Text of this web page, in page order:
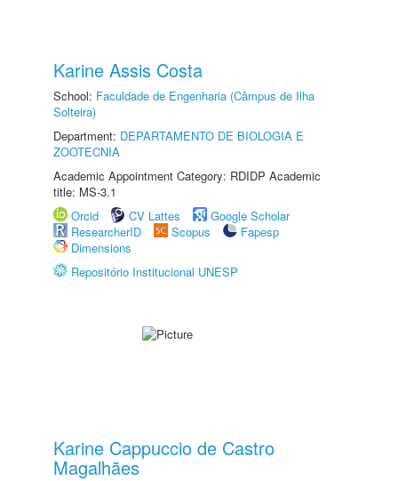
Karine Assis Costa
School: Faculdade de Engenharia (Câmpus de Ilha
Solteira)
Department: DEPARTAMENTO DE BIOLOGIA E
ZOOTECNIA
Academic Appointment Category: RDIDP Academic
title: MS-3.1
Orcid
CV Lattes
Google Scholar
ResearcherID
Scopus
Fapesp
Dimensions
Repositório Institucional UNESP
Karine Cappuccio de Castro
Magalhães